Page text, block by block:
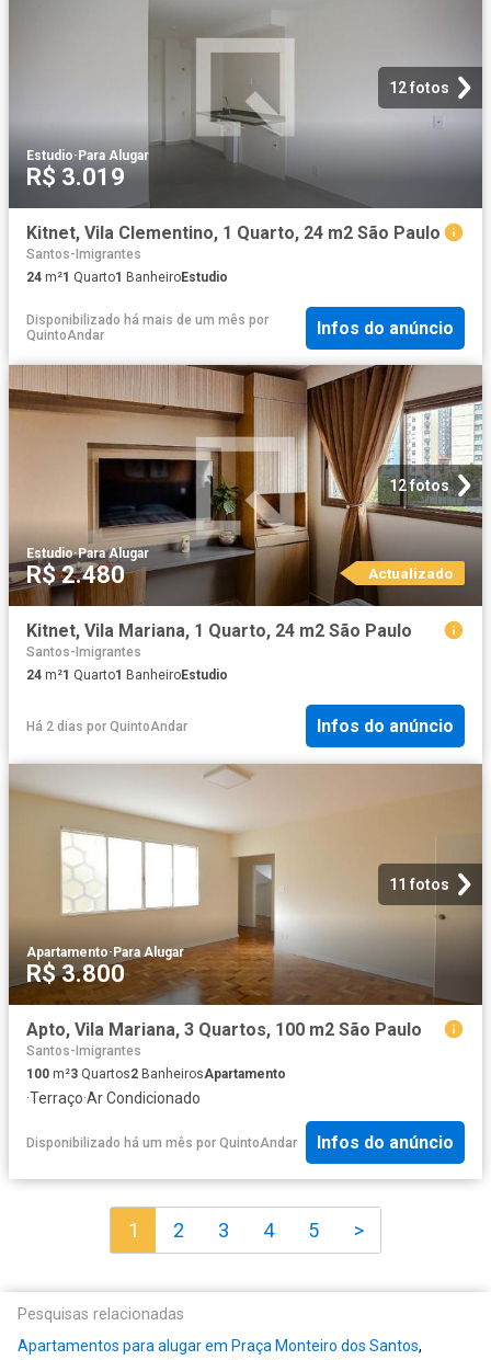
12 fotos
Estudio·Para Alugar
R$ 3.019
Kitnet, Vila Clementino, 1 Quarto, 24 m2 São Paulo
Santos-Imigrantes
24 m²1 Quarto1 BanheiroEstudio
Disponibilizado há mais de um mês por
QuintoAndar
Infos do anúncio
12 fotos
Estudio·Para Alugar
R$ 2.480 Actualizado
Kitnet, Vila Mariana, 1 Quarto, 24 m2 São Paulo
Santos-Imigrantes
24 m²1 Quarto1 BanheiroEstudio
Há 2 dias por QuintoAndar Infos do anúncio
11 fotos
Apartamento·Para Alugar
R$ 3.800
Apto, Vila Mariana, 3 Quartos, 100 m2 São Paulo
Santos-Imigrantes
100 m²3 Quartos2 BanheirosApartamento
·Terraço·Ar Condicionado
Disponibilizado há um mês por QuintoAndar Infos do anúncio
1 2 3 4 5 >
Pesquisas relacionadas
Apartamentos para alugar em Praça Monteiro dos Santos,